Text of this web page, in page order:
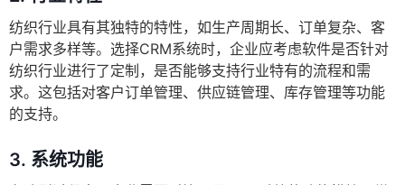
纺织行业具有其独特的特性，如生产周期长、订单复杂、客
户需求多样等。选择CRM系统时，企业应考虑软件是否针对
纺织行业进行了定制，是否能够支持行业特有的流程和需
求。这包括对客户订单管理、供应链管理、库存管理等功能
的支持。
3. 系统功能